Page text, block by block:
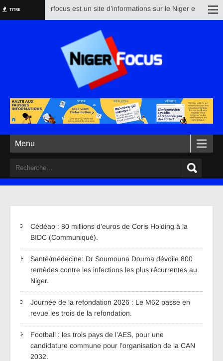
TITRE Nigerfocus est un site d’informations sur le Niger et le
Menu
Cédéao : 80 millions d’euros de Coris Holding à la
BIDC (Communiqué).
Santé/médecine: Dr Soumouna Douma dévoile 800
remèdes contre les infections les plus récurrentes au
Niger.
Journée de la refondation 2026 : Le M62 passe en
revue les trois de la refondation.
Football : les trois pays de l’AES, pour une
candidature commune pour l’organisation de la CAN
2032.